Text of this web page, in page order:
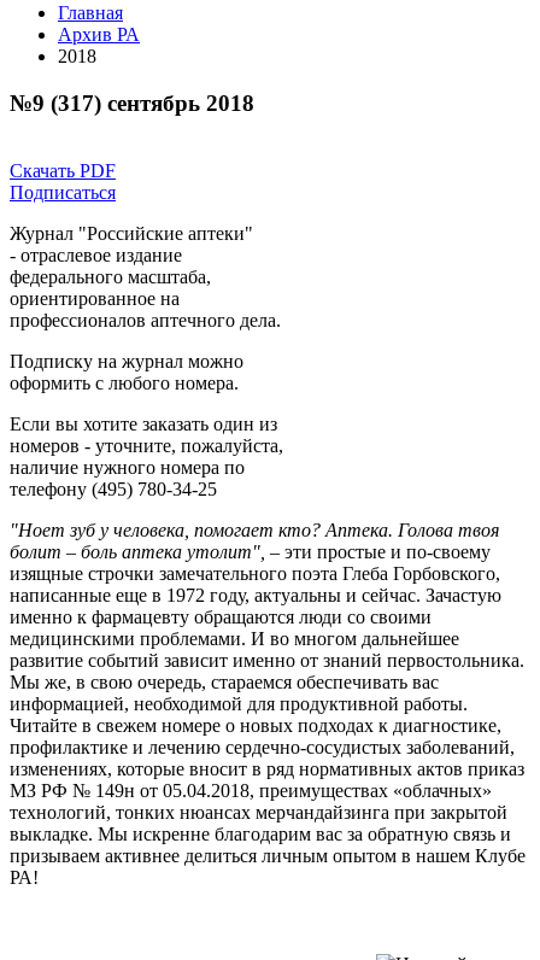
Главная
Архив РА
2018
№9 (317) сентябрь 2018
Скачать PDF
Подписаться
Журнал "Российские аптеки"
- отраслевое издание
федерального масштаба,
ориентированное на
профессионалов аптечного дела.
Подписку на журнал можно
оформить с любого номера.
Если вы хотите заказать один из
номеров - уточните, пожалуйста,
наличие нужного номера по
телефону (495) 780-34-25
"Ноет зуб у человека, помогает кто? Аптека. Голова твоя
болит – боль аптека утолит" – эти простые и по-своему
изящные строчки замечательного поэта Глеба Горбовского,
написанные еще в 1972 году, актуальны и сейчас. Зачастую
именно к фармацевту обращаются люди со своими
медицинскими проблемами. И во многом дальнейшее
развитие событий зависит именно от знаний первостольника.
Мы же, в свою очередь, стараемся обеспечивать вас
информацией, необходимой для продуктивной работы.
Читайте в свежем номере о новых подходах к диагностике,
профилактике и лечению сердечно-сосудистых заболеваний,
изменениях, которые вносит в ряд нормативных актов приказ
МЗ РФ № 149н от 05.04.2018, преимуществах «облачных»
технологий, тонких нюансах мерчандайзинга при закрытой
выкладке. Мы искренне благодарим вас за обратную связь и
призываем активнее делиться личным опытом в нашем Клубе
РА!